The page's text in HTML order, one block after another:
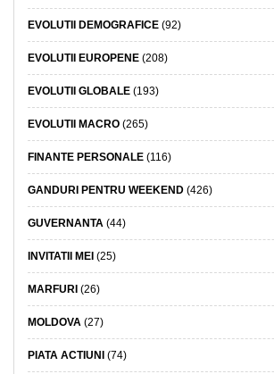
EVOLUTII DEMOGRAFICE (92)
EVOLUTII EUROPENE (208)
EVOLUTII GLOBALE (193)
EVOLUTII MACRO (265)
FINANTE PERSONALE (116)
GANDURI PENTRU WEEKEND (426)
GUVERNANTA (44)
INVITATII MEI (25)
MARFURI (26)
MOLDOVA (27)
PIATA ACTIUNI (74)